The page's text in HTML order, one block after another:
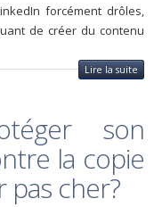
forcément drôles,
de créer du contenu
Lire la suite
son
la copie
cher?